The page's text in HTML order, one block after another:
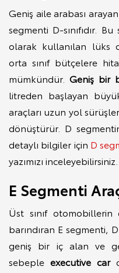
Geniş aile arabası
segmenti D-sınıfıdır.
olarak kullanılan lüks
orta sınıf bütçelere
mümkündür. Geniş bir
litreden başlayan
araçları uzun yol
dönüştürür. D
detaylı bilgiler için D
yazımızı inceleyebilirsiniz.
E Segmenti
Üst sınıf
barındıran E segmenti,
geniş bir iç alan ve
sebeple executive car